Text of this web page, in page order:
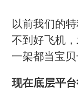
以前我们的
不到好飞机
一架都当宝贝
现在底层平